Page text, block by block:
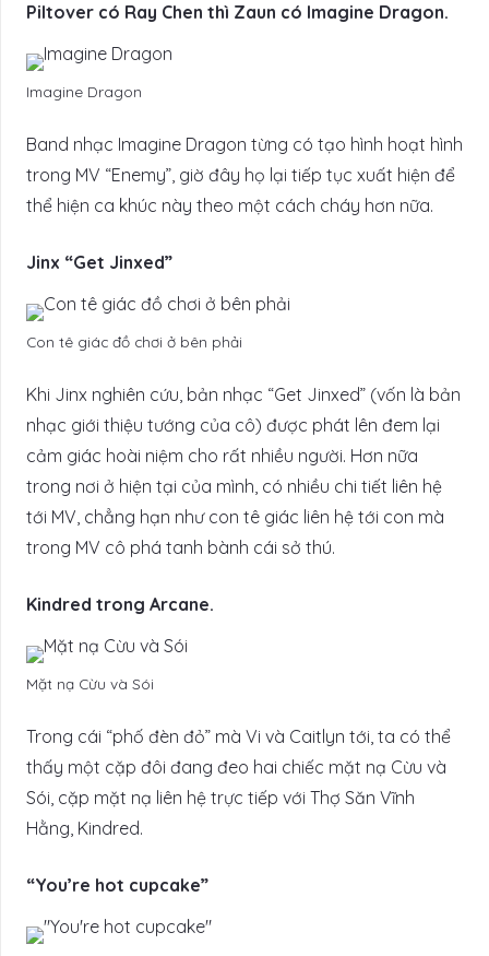
Piltover có Ray Chen thì Zaun có Imagine Dragon.
Imagine Dragon
Band nhạc Imagine Dragon từng có tạo hình hoạt hình
trong MV “Enemy”, giờ đây họ lại tiếp tục xuất hiện để
thể hiện ca khúc này theo một cách cháy hơn nữa.
Jinx “Get Jinxed”
Con tê giác đồ chơi ở bên phải
Khi Jinx nghiên cứu, bản nhạc “Get Jinxed” (vốn là bản
nhạc giới thiệu tướng của cô) được phát lên đem lại
cảm giác hoài niệm cho rất nhiều người. Hơn nữa
trong nơi ở hiện tại của mình, có nhiều chi tiết liên hệ
tới MV, chẳng hạn như con tê giác liên hệ tới con mà
trong MV cô phá tanh bành cái sở thú.
Kindred trong Arcane.
Mặt nạ Cừu và Sói
Trong cái “phố đèn đỏ” mà Vi và Caitlyn tới, ta có thể
thấy một cặp đôi đang đeo hai chiếc mặt nạ Cừu và
Sói, cặp mặt nạ liên hệ trực tiếp với Thợ Săn Vĩnh
Hằng, Kindred.
“You’re hot cupcake”